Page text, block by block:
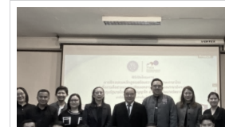
University ไต้หวัน ในโอกาสเรียนมหาวิ
ความร่วมมือและสานต่อกิจกรรมทางวิชา